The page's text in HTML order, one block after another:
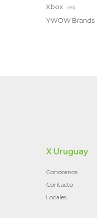
Xbox (46)
YWOW Brands
X Uruguay
Conocenos
Contacto
Locales